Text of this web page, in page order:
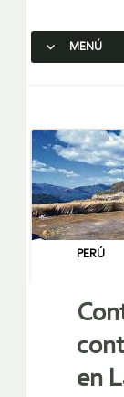
MENÚ
PERÚ
en